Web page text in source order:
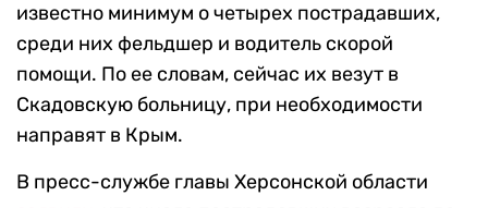
известно минимум о четырех пострадавших,
среди них фельдшер и водитель скорой
помощи. По ее словам, сейчас их везут в
Скадовскую больницу, при необходимости
направят в Крым.
В пресс-службе главы Херсонской области